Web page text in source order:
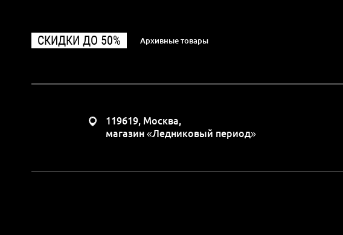
СКИДКИ ДО 50% Архивные товары
119619, Москва,
магазин «Ледниковый период»